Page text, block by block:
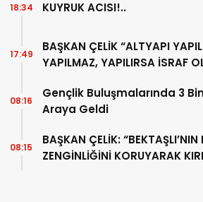
KUYRUK ACISI!..
18:34
BAŞKAN ÇELİK “ALTYAPI
YAPILMAZ, YAPILIRSA İSRAF
17:49
Gençlik Buluşmalarında 3
Araya Geldi
08:16
BAŞKAN ÇELİK:
ZENGİNLİĞİNİ KORUYARAK
08:15